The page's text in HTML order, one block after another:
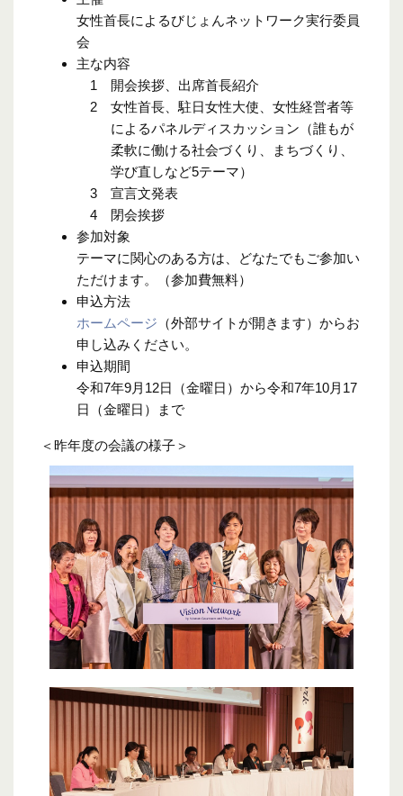
女性首長によるびじょんネットワーク実行委員
会
主な内容
1 開会挨拶、出席首長紹介
2 女性首長、駐日女性大使、女性経営者等
によるパネルディスカッション（誰もが
柔軟に働ける社会づくり、まちづくり、
学び直しなど5テーマ）
3 宣言文発表
4 閉会挨拶
参加対象
テーマに関心のある方は、どなたでもご参加い
ただけます。（参加費無料）
申込方法
ホームページ （外部サイトが開きます）からお
申し込みください。
申込期間
令和7年9月12日（金曜日）から令和7年10月17
日（金曜日）まで
＜昨年度の会議の様子＞